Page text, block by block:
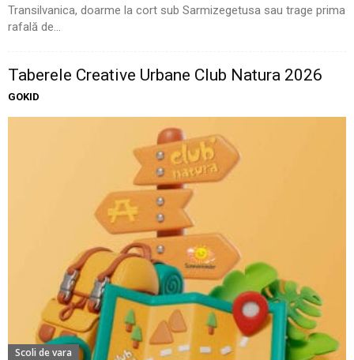
Transilvanica, doarme la cort sub Sarmizegetusa sau trage prima
rafală de...
Taberele Creative Urbane Club Natura 2026
GOKID
Scoli de vara